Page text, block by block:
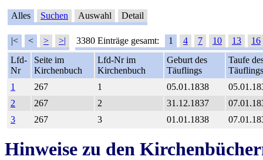
Alles Suchen Auswahl Detail
|< < > >| 3380 Einträge gesamt: 1 4 7 10 13
16
Lfd-
Nr
Seite im
Kirchenbuch
Lfd-Nr im
Kirchenbuch
Geburt des
Täuflings
Taufe
Täuflings
1
267 1 05.01.1838
2
267 2 31.12.1837
3
267 3 01.01.1838
Hinweise zu den